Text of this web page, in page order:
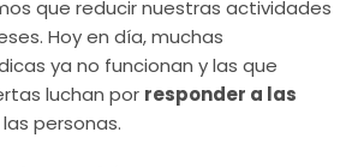
que reducir nuestras actividades
Hoy en día, muchas
ya no funcionan y las que
luchan por responder a las
personas.